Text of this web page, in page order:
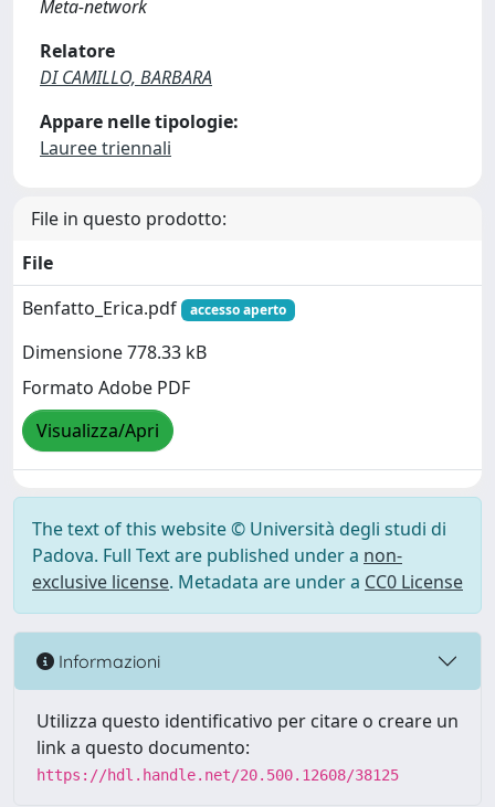
Meta-network
Relatore
DI CAMILLO, BARBARA
Appare nelle tipologie:
Lauree triennali
File in questo prodotto:
File
Benfatto_Erica.pdf
accesso aperto
Dimensione 778.33 kB
Formato Adobe PDF
Visualizza/Apri
The text of this website © Università degli studi di
Padova. Full Text are published under a non-
exclusive license. Metadata are under a CC0 License
Informazioni
Utilizza questo identificativo per citare o creare un
link a questo documento:
https://hdl.handle.net/20.500.12608/38125